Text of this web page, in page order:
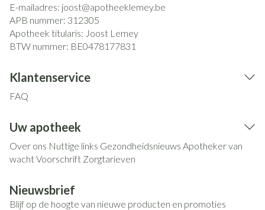
E-mailadres: joost@apotheeklemey.be
APB nummer: 312305
Apotheek titularis: Joost Lemey
BTW nummer: BE0478177831
Klantenservice
FAQ
Uw apotheek
Over ons Nuttige links Gezondheidsnieuws Apotheker van
wachtVoorschrift Zorgtarieven
Nieuwsbrief
Blijf op de hoogte van nieuwe producten en promoties